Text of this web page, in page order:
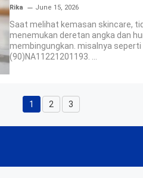
Rika June 15, 2026
Saat melihat kemasan skincare,
menemukan deretan angka dan
membingungkan. misalnya seperti
(90)NA11221201193. ...
Page
1 Page
2 3